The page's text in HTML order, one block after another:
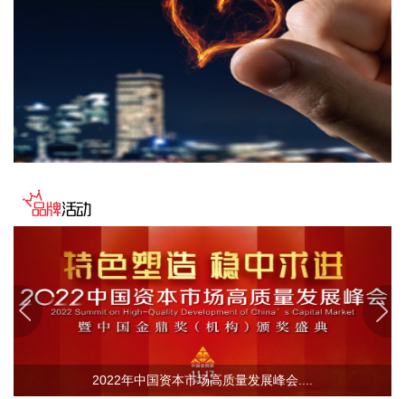
就投资者“公司最近产品大幅涨价是否属实？”的提问，ST惠伦
在互动平台回复称，公司主要产品为SMD谐振器、TSX热敏晶
体、TCXO振荡器和OSC振荡器。公司基于原材料价格上涨等
原因对产品价格进行了相应调整。公司会时刻关注行业状态、
市场需求、原材料价格等情况，综合确定产品售价。
2026-08-10 21:54:25
WTI原油期货突破80美元/桶，日内涨2.34%。
2026-08-10 21:46:24
为深入贯彻落实党中央关于开展深化扫黑除恶专项斗争的决策
部署和全国扫黑除恶专项斗争视频会议要求，近日，公安部指
挥全国公安机关同步开展深化扫黑除恶专项斗争第一轮集中收
网行动，成功打掉各类犯罪团伙1000余个，抓获犯罪嫌疑人
8200余名，破获各类刑事案件5400余起。
2022年中国资本市场高质量发展峰会....